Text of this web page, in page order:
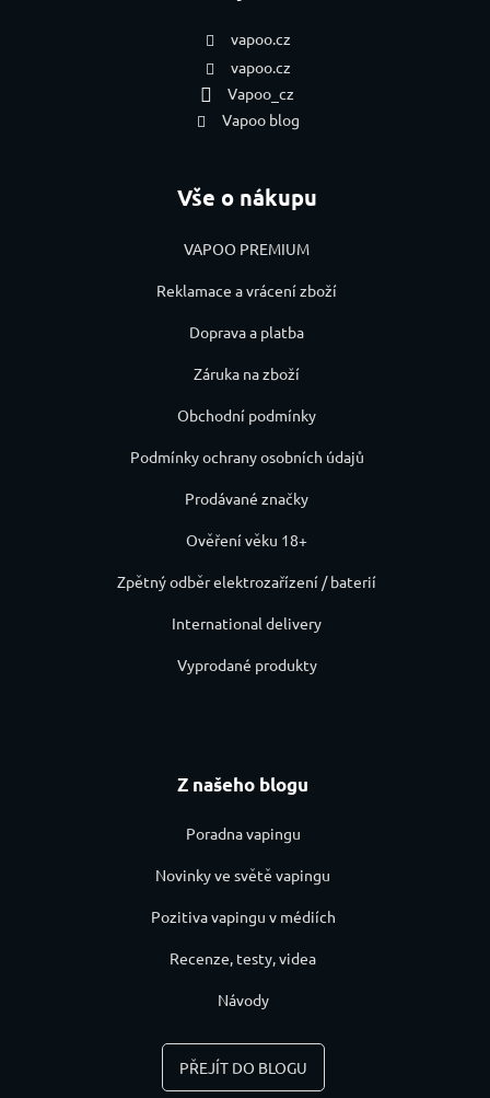
vapoo.cz
vapoo.cz
Vapoo_cz
Vapoo blog
Vše o nákupu
VAPOO PREMIUM
Reklamace a vrácení zboží
Doprava a platba
Záruka na zboží
Obchodní podmínky
Podmínky ochrany osobních údajů
Prodávané značky
Ověření věku 18+
Zpětný odběr elektrozařízení / baterií
International delivery
Vyprodané produkty
Z našeho blogu
Poradna vapingu
Novinky ve světě vapingu
Pozitiva vapingu v médiích
Recenze, testy, videa
Návody
PŘEJÍT DO BLOGU